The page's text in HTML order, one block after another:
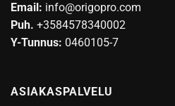
sivulla.
Email: info@origopro.com
Puh. +3584578340002
Y-Tunnus: 0460105-7
ASIAKASPALVELU